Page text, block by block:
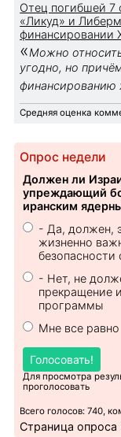
Отец погибшей 7
«Ликуд» и
финансировании
«Можно
угодно, но
финансированию
Средняя оценка
Опрос недели
Должен ли
упреждающий
иранским
- Да, должен,
жизненно
безопасности
- Нет, не
прекращение
программы
Мне все равно
Голосовать!
Для просмотра
проголосовать
Всего голосов: 740,
Страница опроса